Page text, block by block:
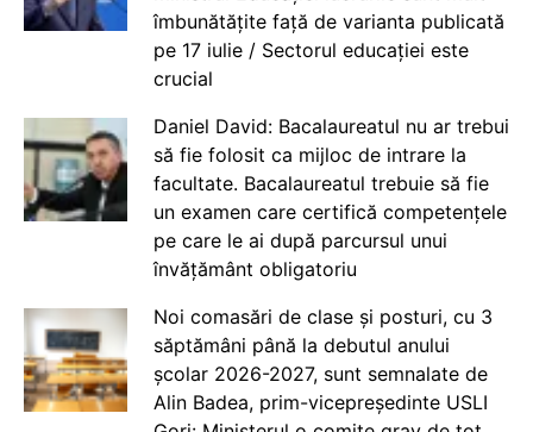
îmbunătățite față de varianta publicată
pe 17 iulie / Sectorul educației este
crucial
Daniel David: Bacalaureatul nu ar trebui
să fie folosit ca mijloc de intrare la
facultate. Bacalaureatul trebuie să fie
un examen care certifică competențele
pe care le ai după parcursul unui
învățământ obligatoriu
Noi comasări de clase și posturi, cu 3
săptămâni până la debutul anului
școlar 2026-2027, sunt semnalate de
Alin Badea, prim-vicepreședinte USLI